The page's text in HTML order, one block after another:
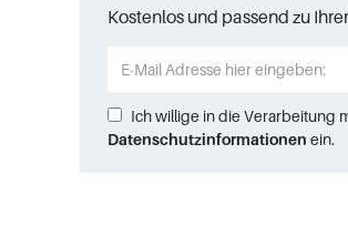
Kostenlos und passend zu
Ich willige in die Verarbeitung
Datenschutzinformationen ein.